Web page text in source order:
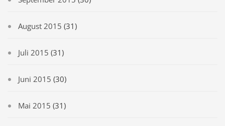
August 2015 (31)
Juli 2015 (31)
Juni 2015 (30)
Mai 2015 (31)